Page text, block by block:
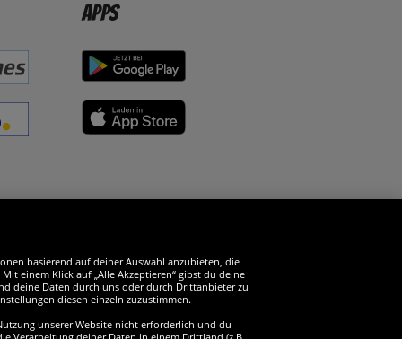
Apps
basierend auf deiner Auswahl anzubieten, die
einem Klick auf „Alle Akzeptieren“ gibst du deine
deine Daten durch uns oder durch Drittanbieter zu
diesen einzeln zuzustimmen.
unserer Website nicht erforderlich und du